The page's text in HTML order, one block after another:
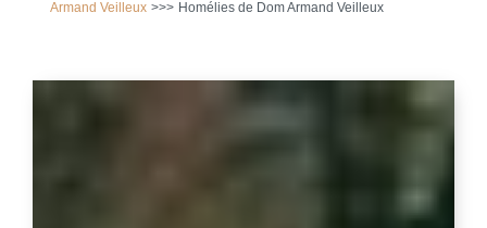
Armand Veilleux >>> Homélies de Dom Armand Veilleux